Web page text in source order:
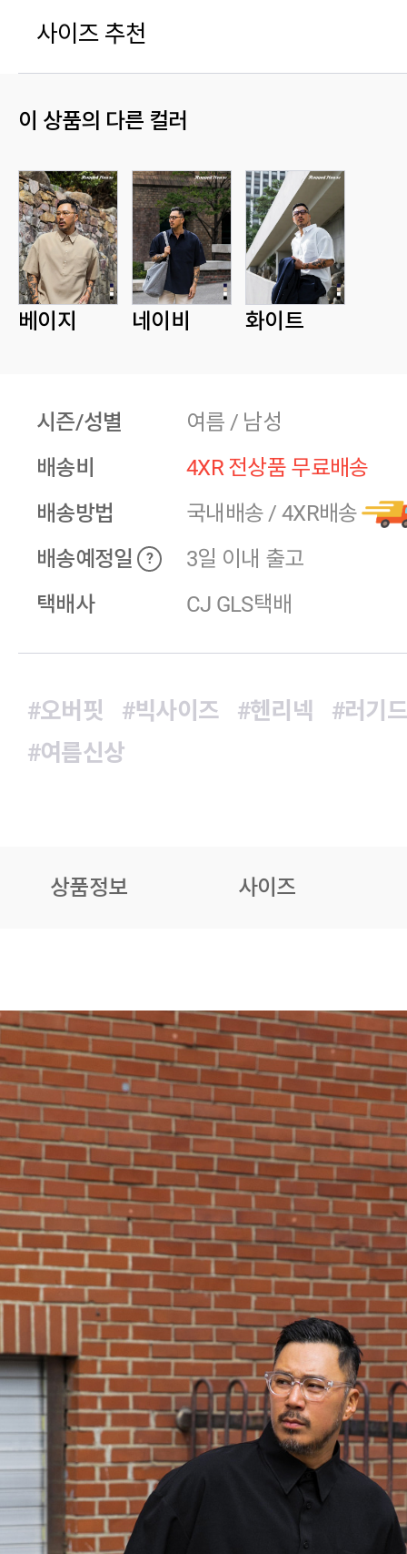
사이즈 추천
이 상품의 다른 컬러
베이지 네이비 화이트
시즌/성별
여름 / 남성
배송비
4XR 전상품 무료배송
배송방법
국내배송 / 4XR배송
배송예정일
?
3일 이내 출고
택배사
CJ GLS택배
#오버핏 #빅사이즈 #헨리넥
#러기
#여름신상
상품정보 사이즈